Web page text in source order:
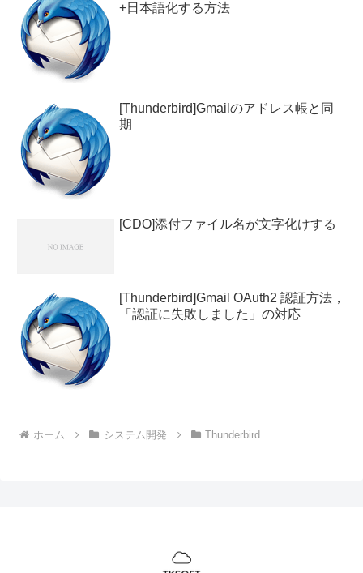
+日本語化する方法
[Thunderbird]Gmailのアドレス帳と同
期
[CDO]添付ファイル名が文字化けする
[Thunderbird]Gmail OAuth2 認証方法，
「認証に失敗しました」の対応
ホーム システム開発 Thunderbird